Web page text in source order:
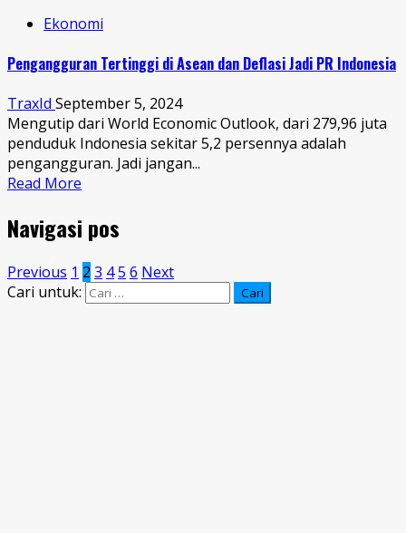
Ekonomi
Pengangguran Tertinggi di Asean dan Deflasi Jadi PR Indonesia
TraxId September 5, 2024
Mengutip dari World Economic Outlook, dari 279,96 juta
penduduk Indonesia sekitar 5,2 persennya adalah
pengangguran. Jadi jangan...
Read More
Navigasi pos
Previous 1 2 3 45 6 Next
Cari untuk: